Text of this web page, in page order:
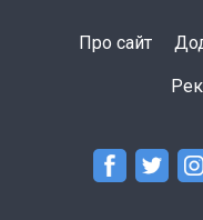
Про сайт